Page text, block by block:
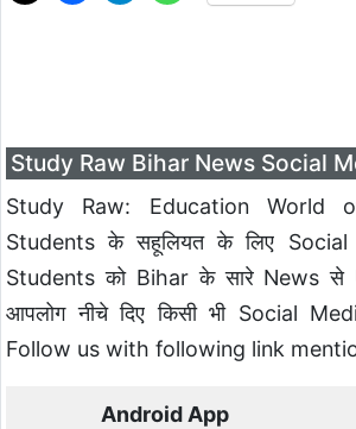
Study Raw Bihar News Social
Study Raw: Education World
Students के सहूलियत के लिए Social
Students को Bihar के सारे News से
आपलोग नीचे दिए किसी भी Social
Follow us with following link
Android App